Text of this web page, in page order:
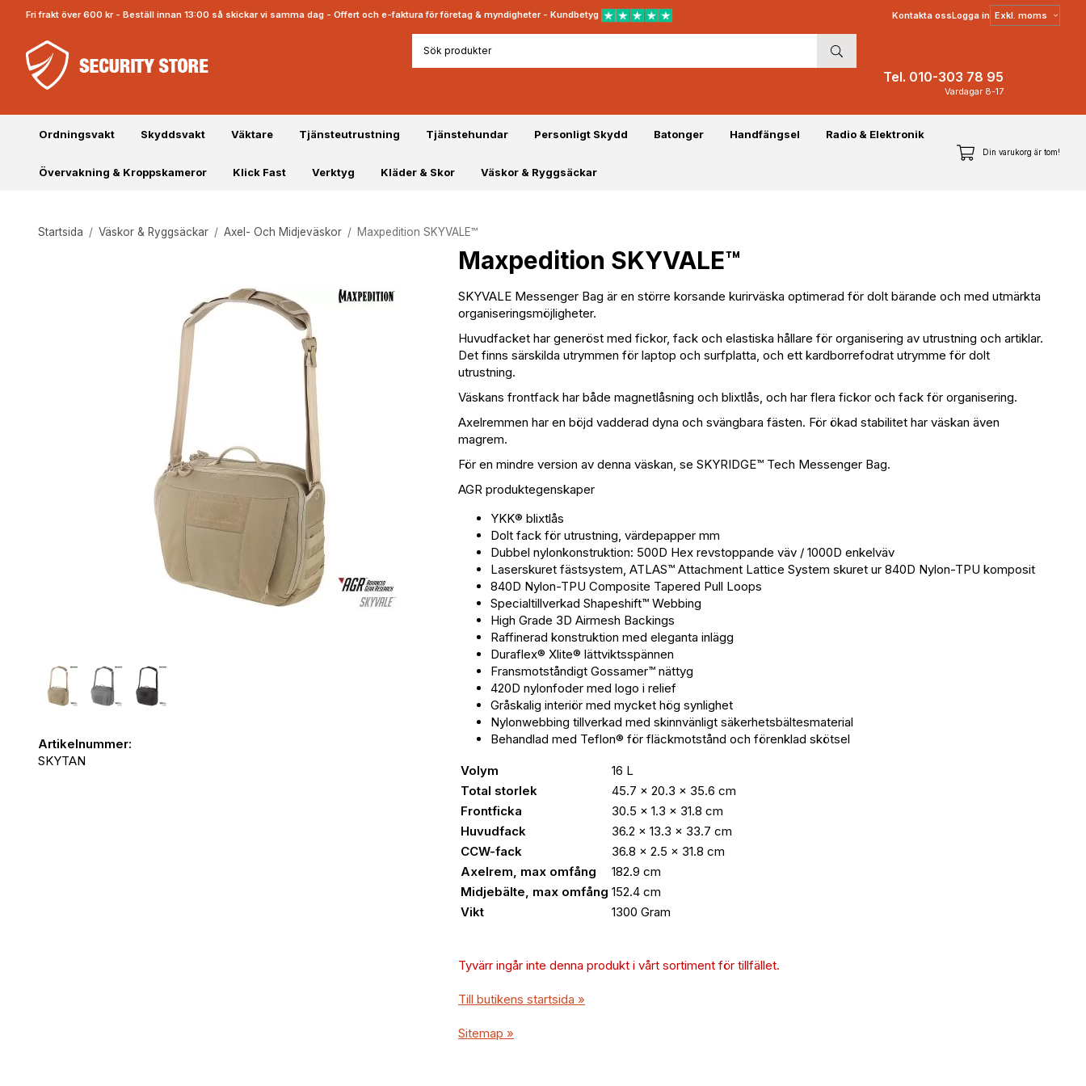
Fri frakt över 600 kr - Beställ innan 13:00 så skickar vi samma dag - Offert och e-faktura för företag & myndigheter - Kundbetyg Kontakta ossLogga in Välj
moms
Tel. 010-303 78 95
Vardagar 8-17
Ordningsvakt Skyddsvakt Väktare Tjänsteutrustning Tjänstehundar Personligt Skydd Batonger Handfängsel Radio & Elektronik
Övervakning & Kroppskameror Klick Fast Verktyg Kläder & Skor Väskor & Ryggsäckar
Din varukorg är tom!
Startsida / Väskor & Ryggsäckar / Axel- Och Midjeväskor / Maxpedition SKYVALE™
Maxpedition SKYVALE™
SKYVALE Messenger Bag är en större korsande kurirväska optimerad för dolt bärande och med utmärkta
organiseringsmöjligheter.
Huvudfacket har generöst med fickor, fack och elastiska hållare för organisering av utrustning och artiklar.
Det finns särskilda utrymmen för laptop och surfplatta, och ett kardborrefodrat utrymme för dolt
utrustning.
Väskans frontfack har både magnetlåsning och blixtlås, och har flera fickor och fack för organisering.
Axelremmen har en böjd vadderad dyna och svängbara fästen. För ökad stabilitet har väskan även
magrem.
För en mindre version av denna väskan, se SKYRIDGE™ Tech Messenger Bag.
AGR produktegenskaper
YKK® blixtlås
Dolt fack för utrustning, värdepapper mm
Dubbel nylonkonstruktion: 500D Hex revstoppande väv / 1000D enkelväv
Laserskuret fästsystem, ATLAS™ Attachment Lattice System skuret ur 840D Nylon-TPU komposit
840D Nylon-TPU Composite Tapered Pull Loops
Specialtillverkad Shapeshift™ Webbing
High Grade 3D Airmesh Backings
Raffinerad konstruktion med eleganta inlägg
Duraflex® Xlite® lättviktsspännen
Fransmotståndigt Gossamer™ nättyg
420D nylonfoder med logo i relief
Gråskalig interiör med mycket hög synlighet
Nylonwebbing tillverkad med skinnvänligt säkerhetsbältesmaterial
Behandlad med Teflon® för fläckmotstånd och förenklad skötsel
Volym
16 L
Total storlek
45.7 × 20.3 × 35.6 cm
Frontficka
30.5 × 1.3 × 31.8 cm
Huvudfack
36.2 × 13.3 × 33.7 cm
CCW-fack
36.8 × 2.5 × 31.8 cm
Axelrem, max omfång
182.9 cm
Midjebälte, max omfång 152.4 cm
Vikt
1300 Gram
Tyvärr ingår inte denna produkt i vårt sortiment för tillfället.
Till butikens startsida »
Sitemap »
Artikelnummer:
SKYTAN